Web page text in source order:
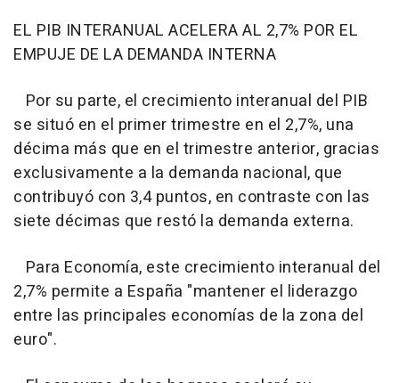
EL PIB INTERANUAL ACELERA AL 2,7% POR EL
EMPUJE DE LA DEMANDA INTERNA
Por su parte, el crecimiento interanual del PIB
se situó en el primer trimestre en el 2,7%, una
décima más que en el trimestre anterior, gracias
exclusivamente a la demanda nacional, que
contribuyó con 3,4 puntos, en contraste con las
siete décimas que restó la demanda externa.
Para Economía, este crecimiento interanual del
2,7% permite a España "mantener el liderazgo
entre las principales economías de la zona del
euro".